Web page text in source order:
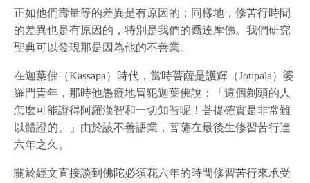
正如他們壽量等的差異是有原因的；同樣地，修苦行時間
的差異也是有原因的，特別是我們的喬達摩佛。我們研究
聖典可以發現那是因為他的不善業。
在迦葉佛（Kassapa）時代，當時菩薩是護輝（Jotipāla）婆
羅門青年，那時他愚癡地冒犯迦葉佛說：「這個剃頭的人
怎麼可能證得阿羅漢智和一切知智呢！菩提確實是非常難
以體證的。」由於該不善語業，菩薩在最後生修習苦行達
六年之久。
關於經文直接談到佛陀必須花六年的時間修習苦行來承受